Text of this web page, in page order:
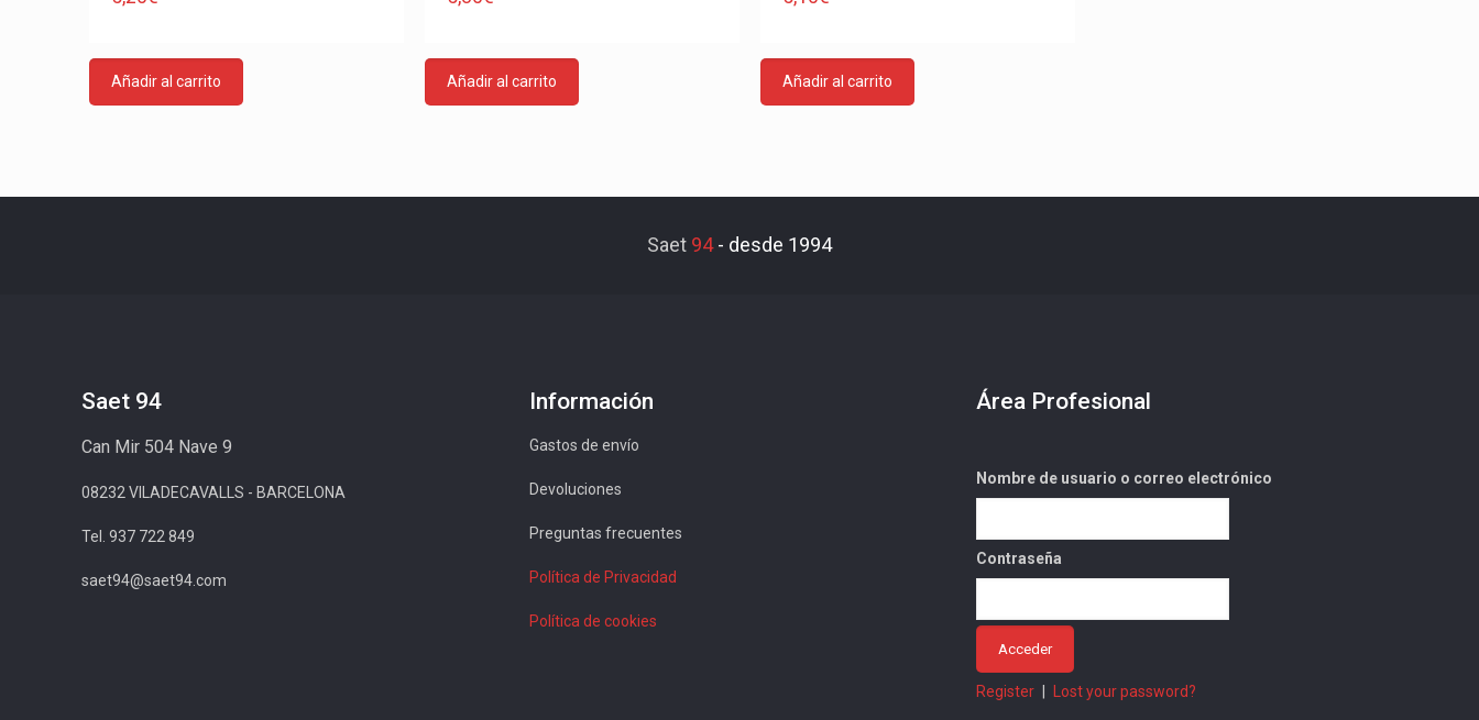
Añadir al carrito Añadir al carrito Añadir al carrito
Saet 94- desde 1994
Saet 94
Can Mir 504 Nave 9
08232 VILADECAVALLS - BARCELONA
Tel. 937 722 849
saet94@saet94.com
Información
Gastos de envío
Devoluciones
Preguntas frecuentes
Política de Privacidad
Política de cookies
Área Profesional
Nombre de usuario o correo electrónico
Contraseña
Register Lost your password?